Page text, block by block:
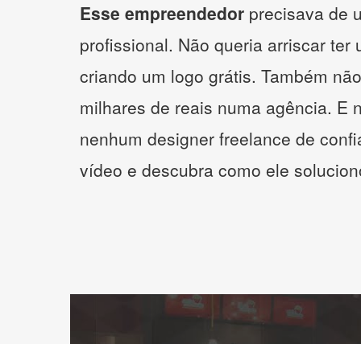
Esse empreendedor precisava de
profissional. Não queria arriscar ter
criando um logo grátis. Também
milhares de reais numa agência. E
nenhum designer freelance de
vídeo e descubra como ele